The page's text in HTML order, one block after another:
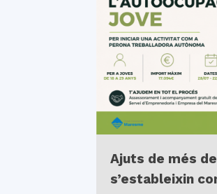
Ajuts de més
s’estableixin